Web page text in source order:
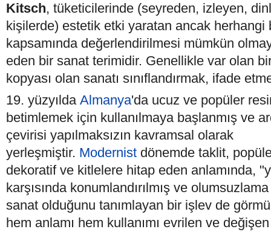
Kitsch, tüketicilerinde (seyreden, izleyen,
kişilerde) estetik etki yaratan ancak herhangi
kapsamında değerlendirilmesi mümkün
eden bir sanat terimidir. Genellikle var olan
kopyası olan sanatı sınıflandırmak, ifade
19. yüzyılda Almanya'da ucuz ve popüler
betimlemek için kullanılmaya başlanmış ve
çevirisi yapılmaksızın kavramsal olarak
yerleşmiştir. Modernist dönemde taklit,
dekoratif ve kitlelere hitap eden anlamında,
karşısında konumlandırılmış ve
sanat olduğunu tanımlayan bir işlev de
hem anlamı hem kullanımı evrilen ve